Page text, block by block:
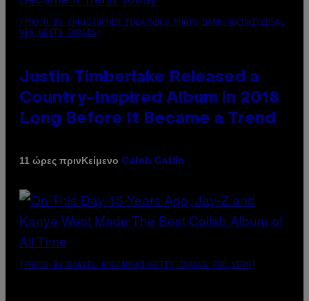
(PHOTO BY CHRISTOPHER POLK/NBCU PHOTO BANK/NBCUNIVERSAL
VIA GETTY IMAGES)
Justin Timberlake Released a
Country-Inspired Album in 2018
Long Before It Became a Trend
11 ώρες πρινΚείμενο Caleb Catlin
(PHOTO BY DANIEL BOCZARSKI/GETTY IMAGES FOR VEVO)